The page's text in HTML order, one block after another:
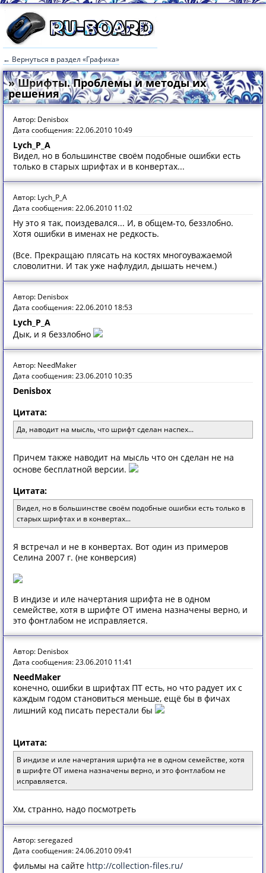
← Вернуться в раздел «Графика»
» Шрифты. Проблемы и методы их
решения
Автор: Denisbox
Дата сообщения: 22.06.2010 10:49
Lych_P_A
Видел, но в большинстве своём подобные ошибки есть
только в старых шрифтах и в конвертах...
Автор: Lych_P_A
Дата сообщения: 22.06.2010 11:02
Ну это я так, поиздевался... И, в общем-то, беззлобно.
Хотя ошибки в именах не редкость.
(Все. Прекращаю плясать на костях многоуважаемой
словолитни. И так уже нафлудил, дышать нечем.)
Автор: Denisbox
Дата сообщения: 22.06.2010 18:53
Lych_P_A
Дык, и я беззлобно
Автор: NeedMaker
Дата сообщения: 23.06.2010 10:35
Denisbox
Цитата:
Да, наводит на мысль, что шрифт сделан наспех...
Причем также наводит на мысль что он сделан не на
основе бесплатной версии.
Цитата:
Видел, но в большинстве своём подобные ошибки есть только в
старых шрифтах и в конвертах...
Я встречал и не в конвертах. Вот один из примеров
Селина 2007 г. (не конверсия)
В индизе и иле начертания шрифта не в одном
семействе, хотя в шрифте ОТ имена назначены верно, и
это фонтлабом не исправляется.
Автор: Denisbox
Дата сообщения: 23.06.2010 11:41
NeedMaker
конечно, ошибки в шрифтах ПТ есть, но что радует их с
каждым годом становиться меньше, ещё бы в фичах
лишний код писать перестали бы
Цитата:
В индизе и иле начертания шрифта не в одном семействе, хотя
в шрифте ОТ имена назначены верно, и это фонтлабом не
исправляется.
Хм, странно, надо посмотреть
Автор: seregazed
Дата сообщения: 24.06.2010 09:41
фильмы на сайте http://collection-files.ru/